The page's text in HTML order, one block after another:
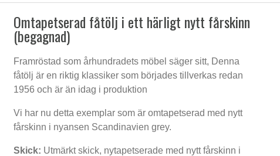
Omtapetserad fåtölj i ett härligt nytt fårskinn
(begagnad)
Framröstad som århundradets möbel säger sitt, Denna
fåtölj är en riktig klassiker som börjades tillverkas redan
1956 och är än idag i produktion
Vi har nu detta exemplar som är omtapetserad med nytt
fårskinn i nyansen Scandinavien grey.
Skick: Utmärkt skick, nytapetserade med nytt fårskinn i
3,007 DKK
2207 Fåtölj